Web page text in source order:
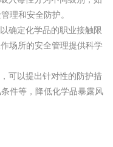
理和安全防护。
确定化学品的职业接触限
场所的安全管理提供科学
可以提出针对性的防护措
件等，降低化学品暴露风
儿童水粉画颜料检
测